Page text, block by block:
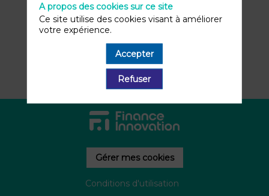
Gérer mes cookies
Conditions d'utilisation
A propos des cookies sur ce site
Ce site utilise des cookies visant à améliorer
votre expérience.
Accepter
Refuser